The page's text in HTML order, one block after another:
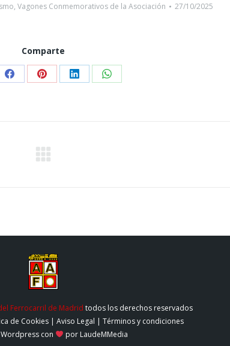
, Vagones Conmemorativos de la Asociación 27/10/2025
Comparte
CompartirCompartirCompartirCompartir
Ferrocarril de Madrid todos los derechos reservados
de Cookies | Aviso Legal | Términos y condiciones
con por LaudeMMedia